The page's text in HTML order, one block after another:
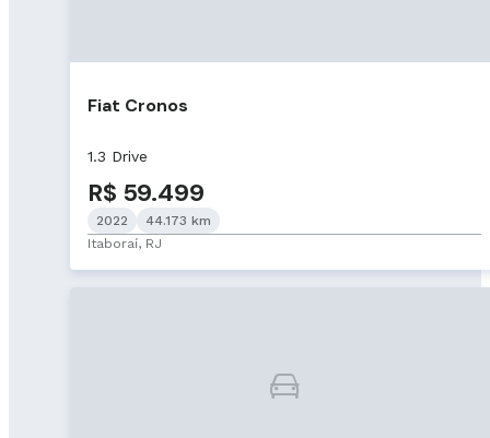
Fiat Cronos
1.3 Drive
R$ 59.499
2022
44.173 km
Itaboraí, RJ